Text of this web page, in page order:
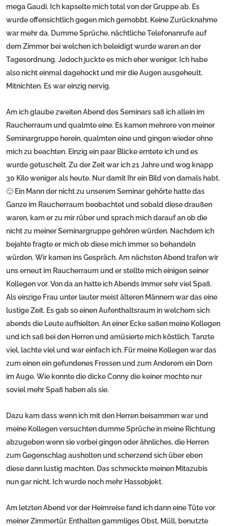
mega Gaudi. Ich kapselte mich total von der Gruppe ab. Es
wurde offensichtlich gegen mich gemobbt. Keine Zurücknahme
war mehr da. Dumme Sprüche, nächtliche Telefonanrufe auf
dem Zimmer bei welchen ich beleidigt wurde waren an der
Tagesordnung. Jedoch juckte es mich eher weniger. Ich habe
also nicht einmal dagehockt und mir die Augen ausgeheult.
Mitnichten. Es war einzig nervig.
Am ich glaube zweiten Abend des Seminars saß ich allein im
Raucherraum und qualmte eine. Es kamen mehrere von meiner
Seminargruppe herein, qualmten eine und gingen wieder ohne
mich zu beachten. Einzig ein paar Blicke erntete ich und es
wurde getuschelt. Zu der Zeit war ich 21 Jahre und wog knapp
30 Kilo weniger als heute. Nur damit Ihr ein Bild von damals habt.
🙂 Ein Mann der nicht zu unserem Seminar gehörte hatte das
Ganze im Raucherraum beobachtet und sobald diese draußen
waren, kam er zu mir rüber und sprach mich darauf an ob die
nicht zu meiner Seminargruppe gehören würden. Nachdem ich
bejahte fragte er mich ob diese mich immer so behandeln
würden. Wir kamen ins Gespräch. Am nächsten Abend trafen wir
uns erneut im Raucherraum und er stellte mich einigen seiner
Kollegen vor. Von da an hatte ich Abends immer sehr viel Spaß.
Als einzige Frau unter lauter meist älteren Männern war das eine
lustige Zeit. Es gab so einen Aufenthaltsraum in welchem sich
abends die Leute aufhielten. An einer Ecke saßen meine Kollegen
und ich saß bei den Herren und amüsierte mich köstlich. Tanzte
viel, lachte viel und war einfach ich. Für meine Kollegen war das
zum einen ein gefundenes Fressen und zum Anderem ein Dorn
im Auge. Wie konnte die dicke Conny die keiner mochte nur
soviel mehr Spaß haben als sie.
Dazu kam dass wenn ich mit den Herren beisammen war und
meine Kollegen versuchten dumme Sprüche in meine Richtung
abzugeben wenn sie vorbei gingen oder ähnliches, die Herren
zum Gegenschlag ausholten und scherzend sich über eben
diese dann lustig machten. Das schmeckte meinen Mitazubis
nun gar nicht. Ich wurde noch mehr Hassobjekt.
Am letzten Abend vor der Heimreise fand ich dann eine Tüte vor
meiner Zimmertür. Enthalten gammliges Obst, Müll, benutzte